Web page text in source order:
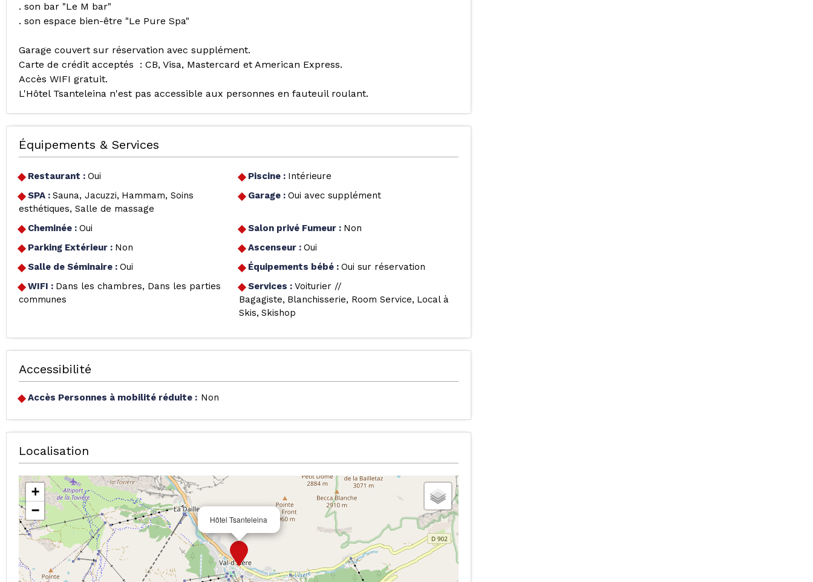
. son bar "Le M bar"
. son espace bien-être "Le Pure Spa"
Garage couvert sur réservation avec supplément.
Carte de crédit acceptés : CB, Visa, Mastercard et American Express.
Accès WIFI gratuit.
L'Hôtel Tsanteleina n'est pas accessible aux personnes en fauteuil roulant.
Équipements & Services
Restaurant : Oui Piscine : Intérieure
SPA : Sauna Jacuzzi Hammam Soins
esthétiques Salle de massage
Garage : Oui avec supplément
Cheminée : Oui Salon privé Fumeur : Non
Parking Extérieur : Non Ascenseur : Oui
Salle de Séminaire : Oui Équipements bébé : Oui sur réservation
WIFI : Dans les chambres
Dans les parties
communes
Services : Voiturier //
Bagagiste Blanchisserie Room Service Local à
Skis Skishop
Accessibilité
Accès Personnes à mobilité réduite : Non
Localisation
Hôtel Tsanteleina
+
−